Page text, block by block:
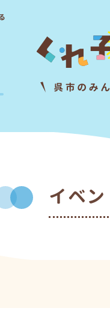
イベ